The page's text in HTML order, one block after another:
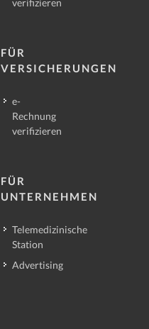
verifizieren
FÜR
VERSICHERUNGEN
e-
Rechnung
verifizieren
FÜR
UNTERNEHMEN
Telemedizinische
Station
Advertising